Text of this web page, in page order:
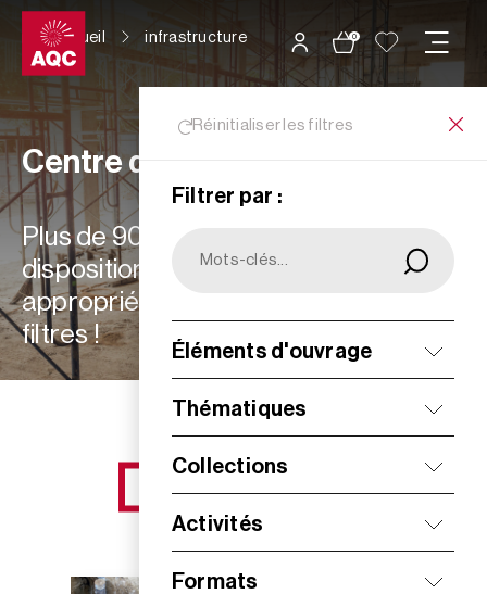
Panneau de gestion des cookies
0
Accueil infrastructure
Réinitialiser les filtres
Filtrer par :
Éléments d'ouvrage
Thématiques
Collections
Activités
Formats
Centre de ressources
Plus de 900 ressources à votre
disposition : choisissez les plus
appropriées à vos besoins grâce aux
filtres !
NOS NOUVEAUTÉS